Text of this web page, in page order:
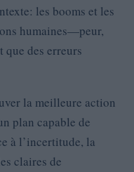
les booms et les
humaines—peur,
des erreurs
la meilleure action
plan capable de
à l’incertitude, la
claires de